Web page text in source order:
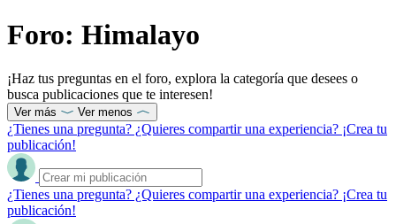
Foro: Himalayo
¡Haz tus preguntas en el foro, explora la categoría que desees o
busca publicaciones que te interesen!
Ver más Ver menos
¿Tienes una pregunta? ¿Quieres compartir una experiencia? ¡Crea tu
publicación!
¿Tienes una pregunta? ¿Quieres compartir una experiencia? ¡Crea tu
publicación!